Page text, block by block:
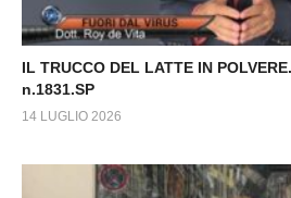
IL TRUCCO DEL LATTE IN
n.1831.SP
14 LUGLIO 2026